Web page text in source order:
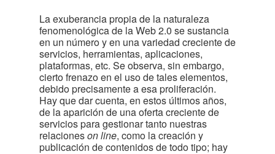
La exuberancia propia de la naturaleza
fenomenológica de la Web 2.0 se sustancia
en un número y en una variedad creciente de
servicios, herramientas, aplicaciones,
plataformas, etc. Se observa, sin embargo,
cierto frenazo en el uso de tales elementos,
debido precisamente a esa proliferación.
Hay que dar cuenta, en estos últimos años,
de la aparición de una oferta creciente de
servicios para gestionar tanto nuestras
relacioneson line, como la creación y
publicación de contenidos de todo tipo; hay